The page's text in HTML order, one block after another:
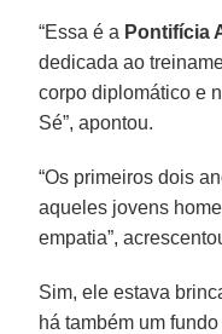
“Essa é a Pontifícia
dedicada ao
corpo diplomático e
Sé”, apontou.
“Os primeiros dois
aqueles jovens
empatia”,
Sim, ele estava
há também um